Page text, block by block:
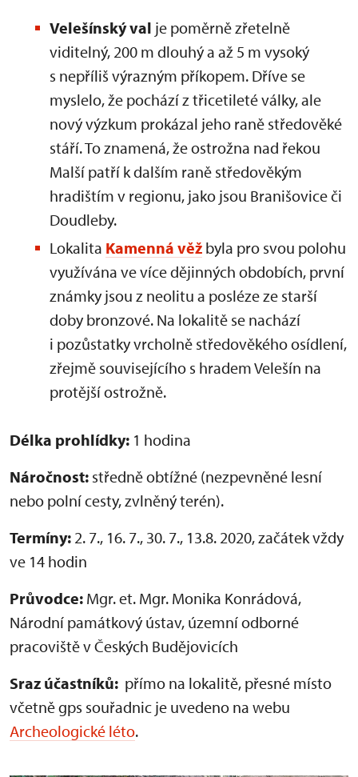
Velešínský val je poměrně zřetelně
viditelný, 200 m dlouhý a až 5 m vysoký
s nepříliš výrazným příkopem. Dříve se
myslelo, že pochází z třicetileté války, ale
nový výzkum prokázal jeho raně středověké
stáří. To znamená, že ostrožna nad řekou
Malší patří k dalším raně středověkým
hradištím v regionu, jako jsou Branišovice či
Doudleby.
Lokalita Kamenná věž byla pro svou polohu
využívána ve více dějinných obdobích, první
známky jsou z neolitu a posléze ze starší
doby bronzové. Na lokalitě se nachází
i pozůstatky vrcholně středověkého osídlení,
zřejmě souvisejícího s hradem Velešín na
protější ostrožně.
Délka prohlídky: 1 hodina
Náročnost: středně obtížné (nezpevněné lesní
nebo polní cesty, zvlněný terén).
Termíny: 2. 7., 16. 7., 30. 7., 13.8. 2020, začátek vždy
ve 14 hodin
Průvodce: Mgr. et. Mgr. Monika Konrádová,
Národní památkový ústav, územní odborné
pracoviště v Českých Budějovicích
Sraz účastníků: přímo na lokalitě, přesné místo
včetně gps souřadnic je uvedeno na webu
Archeologické léto.